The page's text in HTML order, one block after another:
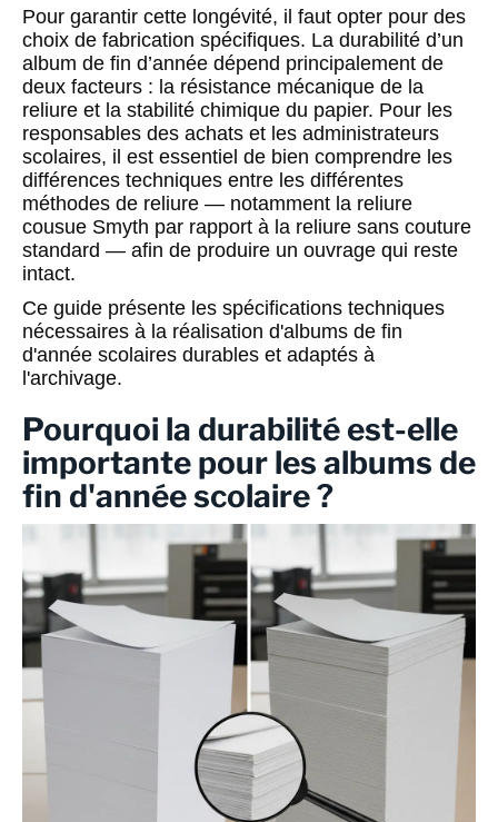
Pour garantir cette longévité, il faut opter pour des
choix de fabrication spécifiques. La durabilité d’un
album de fin d’année dépend principalement de
deux facteurs : la résistance mécanique de la
reliure et la stabilité chimique du papier. Pour les
responsables des achats et les administrateurs
scolaires, il est essentiel de bien comprendre les
différences techniques entre les différentes
méthodes de reliure — notamment la reliure
cousue Smyth par rapport à la reliure sans couture
standard — afin de produire un ouvrage qui reste
intact.
Ce guide présente les spécifications techniques
nécessaires à la réalisation d'albums de fin
d'année scolaires durables et adaptés à
l'archivage.
Pourquoi la durabilité est-elle
importante pour les albums de
fin d'année scolaire ?